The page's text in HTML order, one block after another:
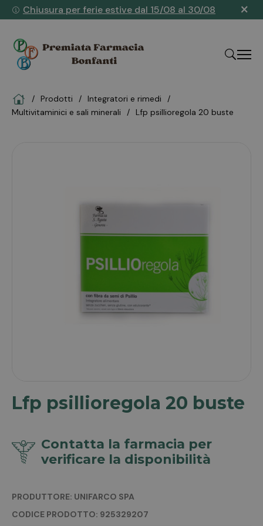
Chiusura per ferie estive dal 15/08 al 30/08 ×
HomeProdotti
integratori e rimedi
multivitaminici e sali minerali
lfp psillioregola 20 buste
Lfp psillioregola 20 buste
Contatta la farmacia per
verificare la disponibilità
PRODUTTORE: UNIFARCO SPA
CODICE PRODOTTO: 925329207